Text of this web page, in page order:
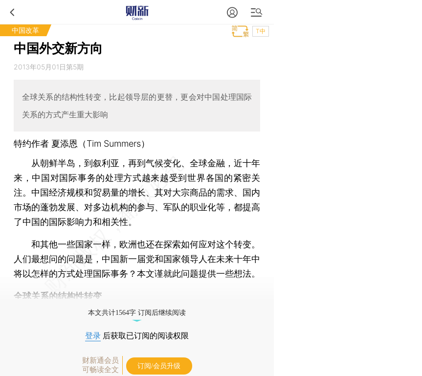
中国改革 T中
中国外交新方向
2013年05月01日第5期
全球关系的结构性转变，比起领导层的更替，更会对中国处理国际
关系的方式产生重大影响
特约作者 夏添恩（Tim Summers）
从朝鲜半岛，到叙利亚，再到气候变化、全球金融，近十年
来，中国对国际事务的处理方式越来越受到世界各国的紧密关
注。中国经济规模和贸易量的增长、其对大宗商品的需求、国内
市场的蓬勃发展、对多边机构的参与、军队的职业化等，都提高
了中国的国际影响力和相关性。
和其他一些国家一样，欧洲也还在探索如何应对这个转变。
人们最想问的问题是，中国新一届党和国家领导人在未来十年中
将以怎样的方式处理国际事务？本文谨就此问题提供一些想法。
全球关系的结构性转变
本文共计1564字 订阅后继续阅读
登录 后获取已订阅的阅读权限
财新通会员
可畅读全文
订阅/会员升级